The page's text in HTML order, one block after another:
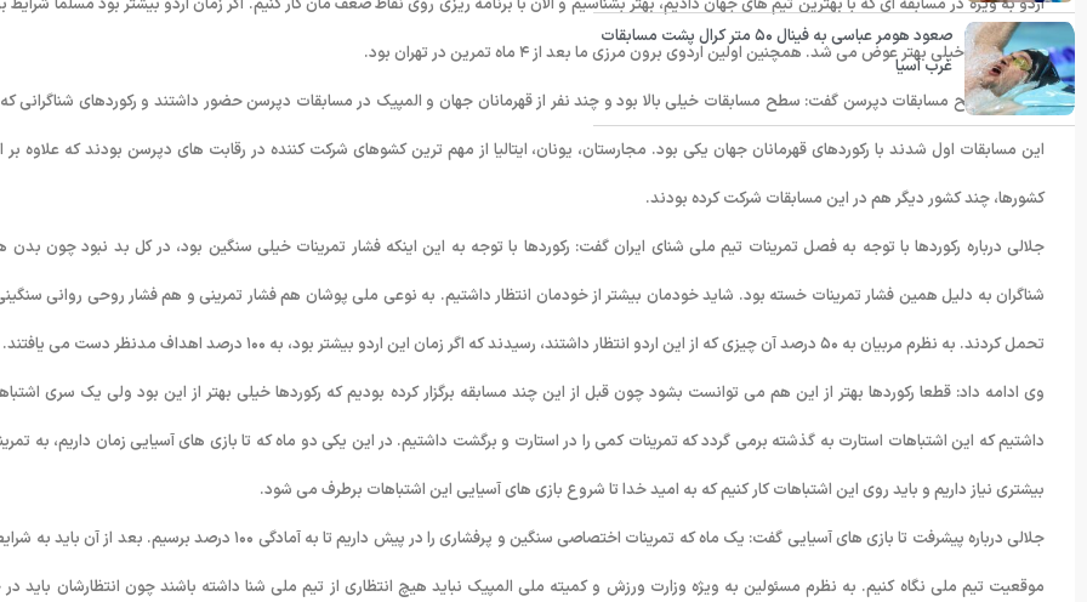
اردو به ویژه در مسابقه ای که با بهترین تیم های جهان دادیم، بهتر بشناسیم و الان با برنامه ریزی روی نقاط ضعف مان کار کنیم. اگر زمان اردو بیشتر بود مسلما شرایط
تیم ملی شنا خیلی بهتر عوض می شد. همچنین اولین اردوی برون مرزی ما بعد از ۴ ماه تمرین در تهران بود.
او درباره سطح مسابقات دپرسن گفت: سطح مسابقات خیلی بالا بود و چند نفر از قهرمانان جهان و المپیک در مسابقات دپرسن حضور داشتند و رکوردهای شناگرانی
این مسابقات اول شدند با رکوردهای قهرمانان جهان یکی بود. مجارستان، یونان، ایتالیا از مهم ترین کشوهای شرکت کننده در رقابت های دپرسن بودند که علاوه بر
کشورها، چند کشور دیگر هم در این مسابقات شرکت کرده بودند.
جلالی درباره رکوردها با توجه به فصل تمرینات تیم ملی شنای ایران گفت: رکوردها با توجه به این اینکه فشار تمرینات خیلی سنگین بود، در کل بد نبود چون بدن
شناگران به دلیل همین فشار تمرینات خسته بود. شاید خودمان بیشتر از خودمان انتظار داشتیم. به نوعی ملی پوشان هم فشار تمرینی و هم فشار روحی روانی
تحمل کردند. به نظرم مربیان به ۵۰ درصد آن چیزی که از این اردو انتظار داشتند، رسیدند که اگر زمان این اردو بیشتر بود، به ۱۰۰ درصد اهداف مدنظر دست می یافتند.
وی ادامه داد: قطعا رکوردها بهتر از این هم می توانست بشود چون قبل از این چند مسابقه برگزار کرده بودیم که رکوردها خیلی بهتر از این بود ولی یک سری
داشتیم که این اشتباهات استارت به گذشته برمی گردد که تمرینات کمی را در استارت و برگشت داشتیم. در این یکی دو ماه که تا بازی های آسیایی زمان داریم، به
بیشتری نیاز داریم و باید روی این اشتباهات کار کنیم که به امید خدا تا شروع بازی های آسیایی این اشتباهات برطرف می شود.
جلالی درباره پیشرفت تا بازی های آسیایی گفت: یک ماه که تمرینات اختصاصی سنگین و پرفشاری را در پیش داریم تا به آمادگی ۱۰۰ درصد برسیم. بعد از آن
موقعیت تیم ملی نگاه کنیم. به نظرم مسئولین به ویژه وزارت ورزش و کمیته ملی المپیک نباید هیچ انتظاری از تیم ملی شنا داشته باشند چون انتظارشان باید
صعود هومر عباسی به فینال ۵۰ متر کرال پشت مسابقات
غرب آسیا